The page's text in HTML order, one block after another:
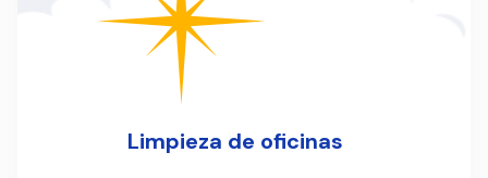
Limpieza de oficinas